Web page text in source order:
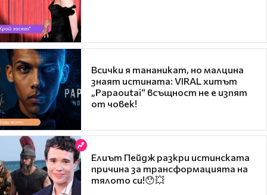
Всички я тананикат, но малцина
знаят истината: VIRAL хитът
„Papaoutai“ всъщност не е изпят
от човек!
Елиът Пейдж разкри истинската
причина за трансформацията на
тялото си!😯💥